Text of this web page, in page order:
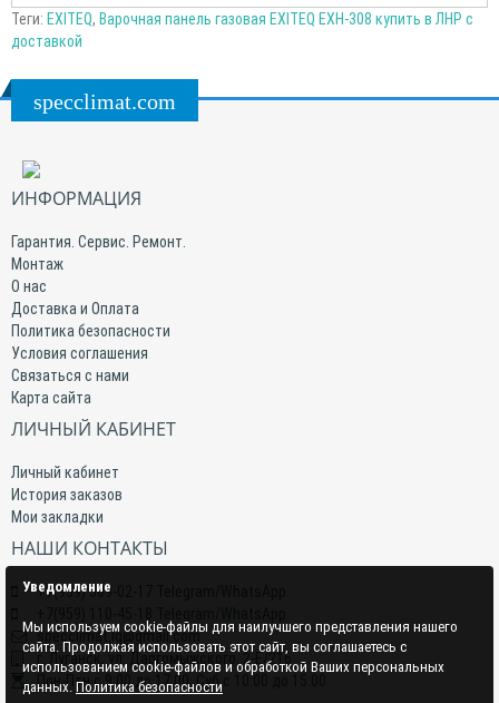
Теги: EXITEQ, Варочная панель газовая EXITEQ EXH-308 купить в ЛНР с
доставкой
specclimat.com
ИНФОРМАЦИЯ
Гарантия. Сервис. Ремонт.
Монтаж
О нас
Доставка и Оплата
Политика безопасности
Условия соглашения
Связаться с нами
Карта сайта
ЛИЧНЫЙ КАБИНЕТ
Личный кабинет
История заказов
Мои закладки
НАШИ КОНТАКТЫ
+7(959) 509-02-17 Telegram/WhatsApp
specclimat.lg@gmail.com
г. Луганск, ул. Даргомыжского, 2-Е/216
Пон-Птн с 9:00 до 17:00; Суб с 10:00 до 15:00
Уведомление
Мы используем cookie-файлы для наилучшего представления нашего
сайта. Продолжая использовать этот сайт, вы соглашаетесь с
использованием cookie-файлов и обработкой Ваших персональных
данных. Политика безопасности